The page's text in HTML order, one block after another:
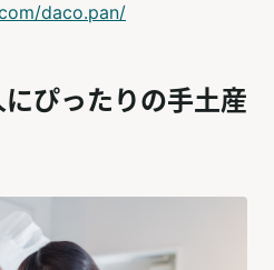
daco.pan/
ぴったりの手土産